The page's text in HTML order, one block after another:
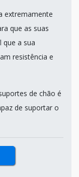
extremamente
que as suas
que a sua
resistência e
de chão é
de suportar o